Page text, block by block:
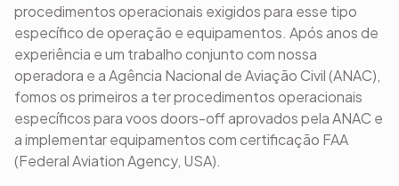
procedimentos operacionais exigidos para esse tipo
específico de operação e equipamentos. Após anos de
experiência e um trabalho conjunto com nossa
operadora e a Agência Nacional de Aviação Civil (ANAC),
fomos os primeiros a ter procedimentos operacionais
específicos para voos doors-off aprovados pela ANAC e
a implementar equipamentos com certificação FAA
(Federal Aviation Agency, USA).